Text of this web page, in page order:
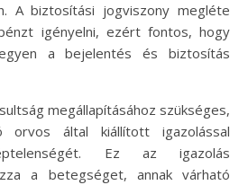
A biztosítási jogviszony megléte
igényelni, ezért fontos, hogy
a bejelentés és biztosítás
megállapításához szükséges,
orvos által kiállított igazolással
Ez az igazolás
a betegséget, annak várható